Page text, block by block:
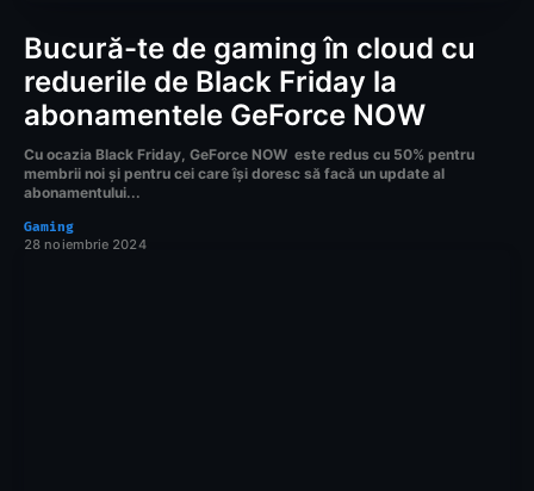
Bucură-te de gaming în cloud cu
reduerile de Black Friday la
abonamentele GeForce NOW
Cu ocazia Black Friday, GeForce NOW este redus cu 50% pentru
membrii noi și pentru cei care își doresc să facă un update al
abonamentului...
Gaming
28 noiembrie 2024